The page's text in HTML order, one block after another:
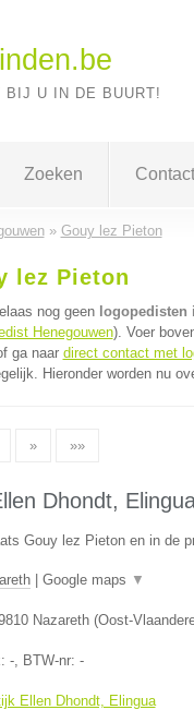
BIJ U IN DE BUURT!
Zoeken Contact
» Gouy lez Pieton
lez Pieton
nog geen logopedisten
Henegouwen). Voer
ga naar direct contact met
Hieronder worden nu
» »»
Dhondt,
Gouy lez Pieton en in de
| Google maps ▼
Nazareth(Oost-
-, BTW-nr: -
Ellen Dhondt, Elingua